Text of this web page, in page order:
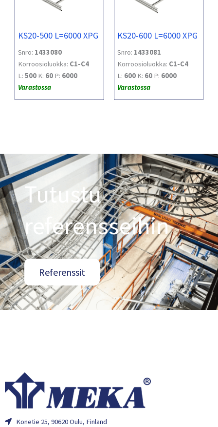
KS20-500 L=6000 XPG
Snro: 1433080
Korroosioluokka: C1-C4
L: 500 K: 60 P: 6000
Varastossa
KS20-600 L=6000 XPG
Snro: 1433081
Korroosioluokka: C1-C4
L: 600 K: 60 P: 6000
Varastossa
Tutustu
referensseihin
Referenssit
Konetie 25, 90620 Oulu, Finland